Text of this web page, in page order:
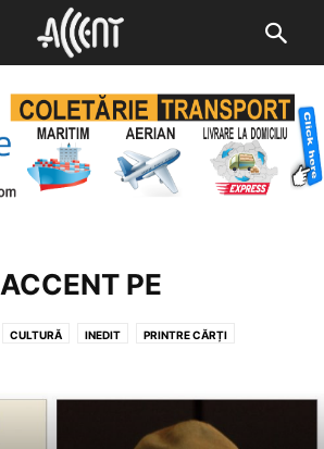
ACCENT PE
CULTURĂ INEDIT PRINTRE CĂRȚI